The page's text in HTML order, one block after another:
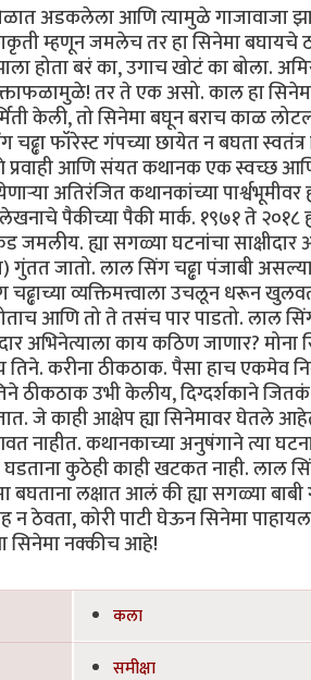
अडकलेला आणि त्यामुळे गाजावाजा
म्हणून जमलेच तर हा सिनेमा बघायचे
होता बरं का, उगाच खोटं का बोला.
तर ते एक असो. काल हा
केली, तो सिनेमा बघून बराच काळ
फॉरेस्ट गंपच्या छायेत न बघता
प्रवाही आणि संयत कथानक एक
अतिरंजित कथानकांच्या
पैकीच्या पैकी मार्क. १९७१ ते २०१८
ह्या सगळ्या घटनांचा साक्षीदार
गुंतत जातो. लाल सिंग चढ्ढा पंजाबी
व्यक्तिमत्त्वाला उचलून धरून
आणि तो ते तसंच पार पाडतो. लाल
अभिनेत्याला काय कठिण जाणार?
करीना ठीकठाक. पैसा हाच एकमेव
ठीकठाक उभी केलीय, दिग्दर्शकाने
जे काही आक्षेप ह्या सिनेमावर घेतले
नाहीत. कथानकाच्या अनुषंगाने त्या
कुठेही काही खटकत नाही. लाल
बघताना लक्षात आलं की ह्या सगळ्या
न ठेवता, कोरी पाटी घेऊन सिनेमा
सिनेमा नक्कीच आहे!
कला
समीक्षा